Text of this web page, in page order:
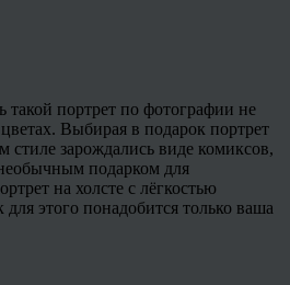
портрет по фотографии не
Выбирая в подарок портрет
стиле зарождались виде комиксов,
подарком для
на холсте с лёгкостью
этого понадобится только ваша